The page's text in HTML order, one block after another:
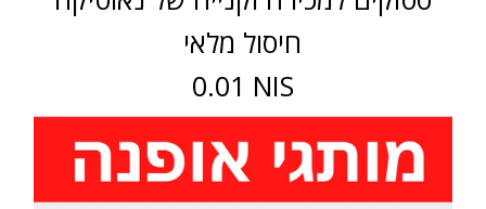
חיסול מלאי
0.01 NIS